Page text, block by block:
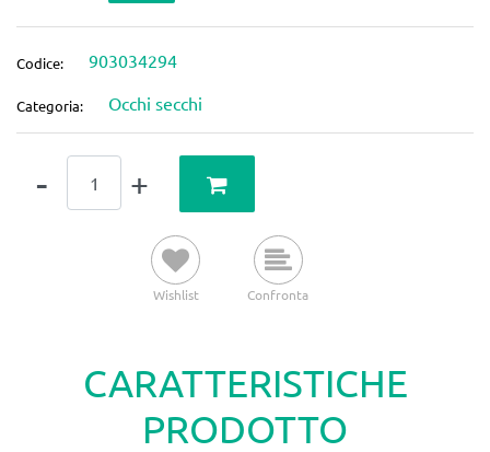
Codice: 903034294
Categoria: Occhi secchi
Wishlist Confronta
CARATTERISTICHE
PRODOTTO